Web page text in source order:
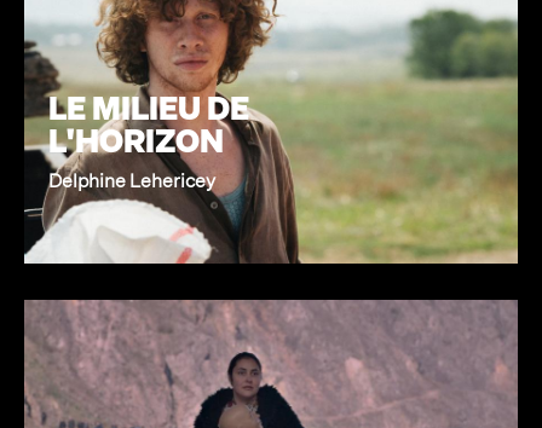
LE MILIEU DE
L'HORIZON
Delphine Lehericey